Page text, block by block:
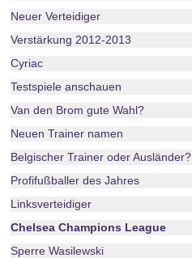
Neuer Verteidiger
Verstärkung 2012-2013
Cyriac
Testspiele anschauen
Van den Brom gute Wahl?
Neuen Trainer namen
Belgischer Trainer oder Ausländer?
Profifußballer des Jahres
Linksverteidiger
Chelsea Champions League
Sperre Wasilewski